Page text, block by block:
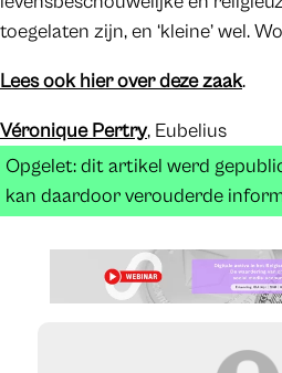
toegelaten zijn, en ‘kleine’ wel.
Lees ook hier over deze zaak.
Véronique Pertry, Eubelius
Opgelet: dit artikel werd
kan daardoor verouderde